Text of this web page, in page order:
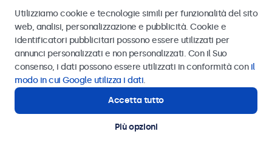
€ 608,78 IVA incl.
Visualizza
Aggiungi al carrello
Inviare
Oppure chiamaci al
Contatta i nostri esperti
Utilizziamo cookie e tecnologie simili per funzionalità del sito
web, analisi, personalizzazione e pubblicità. Cookie e
identificatori pubblicitari possono essere utilizzati per
annunci personalizzati e non personalizzati. Con il Suo
consenso, i dati possono essere utilizzati in conformità con il
modo in cui Google utilizza i dati.
Accetta tutto
Più opzioni